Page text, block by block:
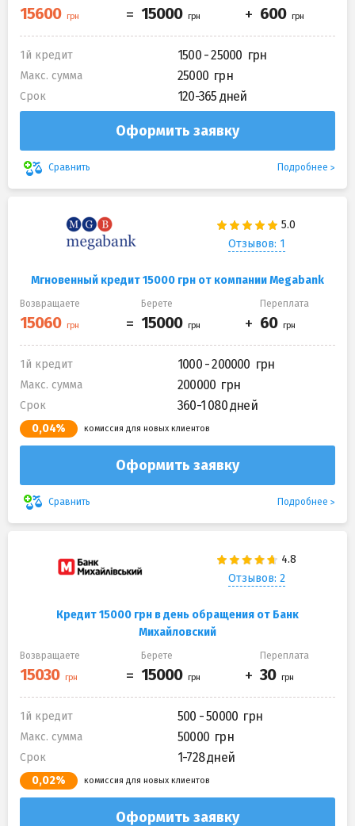
1й кредит 1500 - 25000
Макс. сумма 25000
Срок 120-365 дней
Оформить заявку
Сравнить Подробнее
Отзывов: 1
Мгновенный кредит 15000 грн от компании Megabank
Возвращаете Берете Переплата
1й кредит 1000 - 200000
Макс. сумма 200000
Срок 360-1 080 дней
0,04% комиссия для новых клиентов
Оформить заявку
Сравнить Подробнее
Отзывов: 2
Кредит 15000 грн в день обращения от Банк
Михайловский
Возвращаете Берете Переплата
1й кредит 500 - 50000
Макс. сумма 50000
Срок 1-728 дней
0,02% комиссия для новых клиентов
Оформить заявку